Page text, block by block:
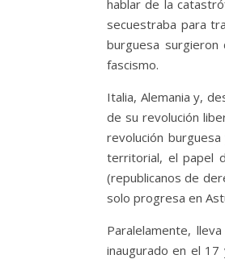
hablar de la
secuestraba para
burguesa
fascismo.
Italia, Alemania y,
de su revolución
revolución
territorial, el papel
(republicanos de
solo progresa en
Paralelamente,
inaugurado en el